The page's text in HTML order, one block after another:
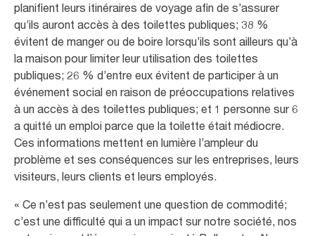
planifient leurs itinéraires de voyage afin de s’assurer
qu’ils auront accès à des toilettes publiques; 38 %
évitent de manger ou de boire lorsqu’ils sont ailleurs qu’à
la maison pour limiter leur utilisation des toilettes
publiques; 26 % d’entre eux évitent de participer à un
événement social en raison de préoccupations relatives
à un accès à des toilettes publiques; et 1 personne sur 6
a quitté un emploi parce que la toilette était médiocre.
Ces informations mettent en lumière l’ampleur du
problème et ses conséquences sur les entreprises, leurs
visiteurs, leurs clients et leurs employés.
« Ce n’est pas seulement une question de commodité;
c’est une difficulté qui a un impact sur notre société, nos